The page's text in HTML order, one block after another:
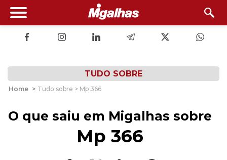
TUDO SOBRE
Home > Tudo sobre > Mp 366
O que saiu em Migalhas sobre
Mp 366